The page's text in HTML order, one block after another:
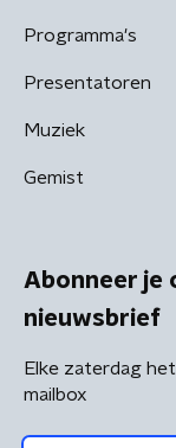
Programma's
Presentatoren
Muziek
Gemist
Abonneer je
nieuwsbrief
Elke zaterdag
mailbox